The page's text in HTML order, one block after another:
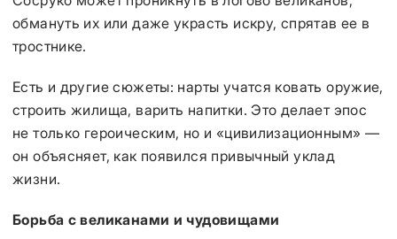
обмануть их или даже украсть искру, спрятав ее в
тростнике.
Есть и другие сюжеты: нарты учатся ковать оружие,
строить жилища, варить напитки. Это делает эпос
не только героическим, но и «цивилизационным» —
он объясняет, как появился привычный уклад
жизни.
Борьба с великанами и чудовищами